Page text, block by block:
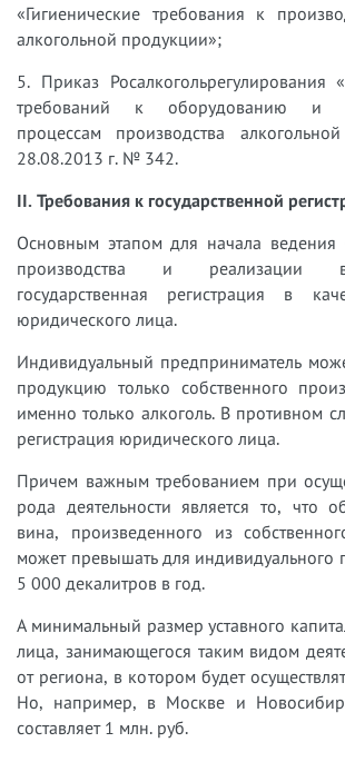
«Гигиенические требования к
алкогольной продукции»;
5. Приказ Росалкогольрегулирования
требований к оборудованию и
процессам производства
28.08.2013 г. № 342.
II. Требования к государственной
Основным этапом для начала ведения
производства и реализации
государственная регистрация в
юридического лица.
Индивидуальный предприниматель
продукцию только собственного
именно только алкоголь. В противном
регистрация юридического лица.
Причем важным требованием при
рода деятельности является то, что
вина, произведенного из
может превышать для индивидуального
5 000 декалитров в год.
А минимальный размер уставного
лица, занимающегося таким видом
от региона, в котором будет
Но, например, в Москве и
составляет 1 млн. руб.